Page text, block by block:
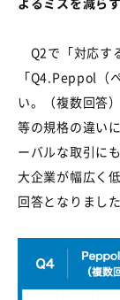
Q2で「対応す
「Q4.Peppol
い。（複数回答
等の規格の違い
ーバルな取引に
大企業が幅広く
回答となりました